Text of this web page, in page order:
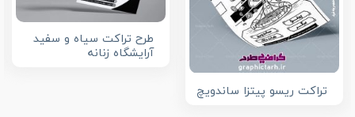
تراکت ریسو پیتزا ساندویچ
طرح تراکت سیاه و سفید
آرایشگاه زنانه